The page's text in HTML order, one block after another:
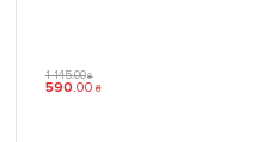
1 145.00 ₴
590.00 ₴